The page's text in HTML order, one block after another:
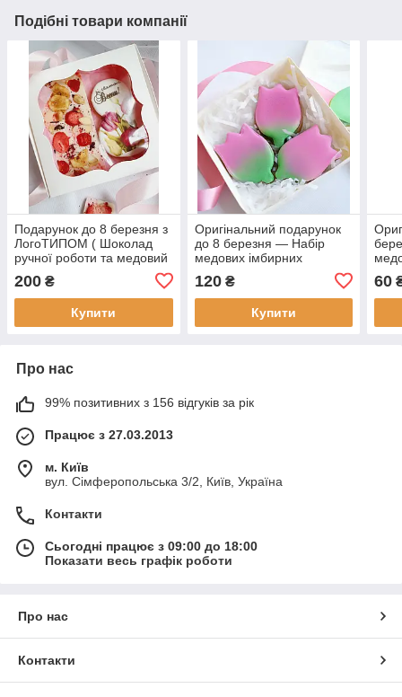
Подібні товари компанії
Подарунок до 8 березня з
ЛогоТИПОМ ( Шоколад
ручної роботи та медовий
200 ₴
Купити
Оригінальний подарунок
до 8 березня — Набір
медових імбирних
120₴
Купити
60
Про нас
99% позитивних з 156 відгуків за рік
Працює з 27.03.2013
м. Київ
вул. Сімферопольська 3/2, Київ, Україна
Контакти
Сьогодні працює з 09:00 до 18:00
Показати весь графік роботи
Про нас
Контакти